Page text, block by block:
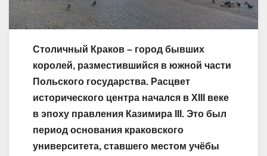
Столичный Краков – город бывших
королей, разместившийся в южной части
Польского государства. Расцвет
исторического центра начался в XIII веке
в эпоху правления Казимира III. Это был
период основания краковского
университета, ставшего местом учёбы